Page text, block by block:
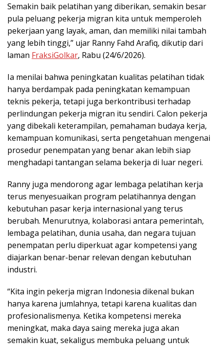
Semakin baik pelatihan yang diberikan, semakin besar
pula peluang pekerja migran kita untuk memperoleh
pekerjaan yang layak, aman, dan memiliki nilai tambah
yang lebih tinggi,” ujar Ranny Fahd Arafiq, dikutip dari
laman FraksiGolkar, Rabu (24/6/2026).
Ia menilai bahwa peningkatan kualitas pelatihan tidak
hanya berdampak pada peningkatan kemampuan
teknis pekerja, tetapi juga berkontribusi terhadap
perlindungan pekerja migran itu sendiri. Calon pekerja
yang dibekali keterampilan, pemahaman budaya kerja,
kemampuan komunikasi, serta pengetahuan mengenai
prosedur penempatan yang benar akan lebih siap
menghadapi tantangan selama bekerja di luar negeri.
Ranny juga mendorong agar lembaga pelatihan kerja
terus menyesuaikan program pelatihannya dengan
kebutuhan pasar kerja internasional yang terus
berubah. Menurutnya, kolaborasi antara pemerintah,
lembaga pelatihan, dunia usaha, dan negara tujuan
penempatan perlu diperkuat agar kompetensi yang
diajarkan benar-benar relevan dengan kebutuhan
industri.
“Kita ingin pekerja migran Indonesia dikenal bukan
hanya karena jumlahnya, tetapi karena kualitas dan
profesionalismenya. Ketika kompetensi mereka
meningkat, maka daya saing mereka juga akan
semakin kuat, sekaligus membuka peluang untuk